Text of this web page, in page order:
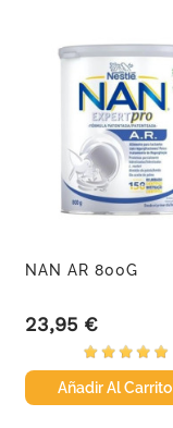
NAN AR 800G
Precio
23,95 €
Añadir Al Carrito